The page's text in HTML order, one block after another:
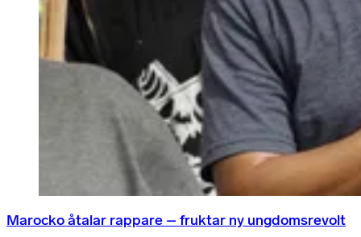
Marocko åtalar rappare – fruktar ny ungdomsrevolt